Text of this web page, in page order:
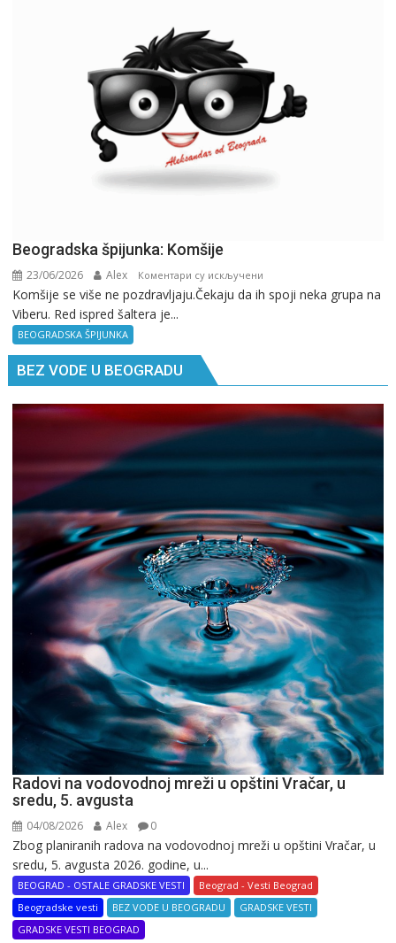
Beogradska špijunka: Komšije
23/06/2026 Alex Коментари су искључени
Beogradska
Komšije se više ne pozdravljaju.Čekaju da ih spoji neka grupa na
Viberu. Red ispred šaltera je...
BEOGRADSKA ŠPIJUNKA
BEZ VODE U BEOGRADU
Radovi na vodovodnoj mreži u opštini Vračar, u
sredu, 5. avgusta
04/08/2026 Alex 0
Zbog planiranih radova na vodovodnoj mreži u opštini Vračar, u
sredu, 5. avgusta 2026. godine, u...
BEOGRAD - OSTALE GRADSKE VESTI
Beograd - Vesti Beograd
Beogradske vesti
BEZ VODE U BEOGRADU
GRADSKE VESTI
GRADSKE VESTI BEOGRAD